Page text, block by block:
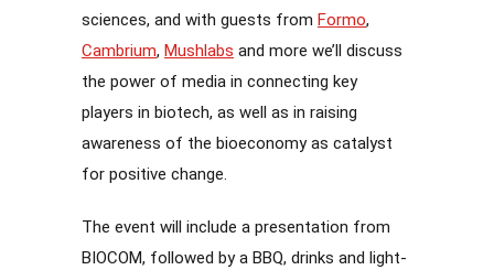
sciences, and with guests from Formo,
Cambrium, Mushlabs and more we’ll discuss
the power of media in connecting key
players in biotech, as well as in raising
awareness of the bioeconomy as catalyst
for positive change.
The event will include a presentation from
BIOCOM, followed by a BBQ, drinks and light-